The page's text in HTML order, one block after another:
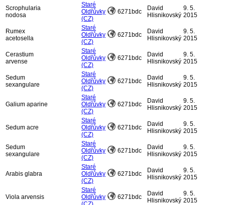
Scrophularia
nodosa
Staré
Oldřůvky
(CZ)
6271bdc
David
Hlisnikovský
9. 5.
2015
Rumex
acetosella
Staré
Oldřůvky
(CZ)
6271bdc
David
Hlisnikovský
9. 5.
2015
Cerastium
arvense
Staré
Oldřůvky
(CZ)
6271bdc
David
Hlisnikovský
9. 5.
2015
Sedum
sexangulare
Staré
Oldřůvky
(CZ)
6271bdc
David
Hlisnikovský
9. 5.
2015
Galium aparine
Staré
Oldřůvky
(CZ)
6271bdc
David
Hlisnikovský
9. 5.
2015
Sedum acre
Staré
Oldřůvky
(CZ)
6271bdc
David
Hlisnikovský
9. 5.
2015
Sedum
sexangulare
Staré
Oldřůvky
(CZ)
6271bdc
David
Hlisnikovský
9. 5.
2015
Arabis glabra
Staré
Oldřůvky
(CZ)
6271bdc
David
Hlisnikovský
9. 5.
2015
Viola arvensis
Staré
Oldřůvky
6271bdc
David
Hlisnikovský
9. 5.
2015